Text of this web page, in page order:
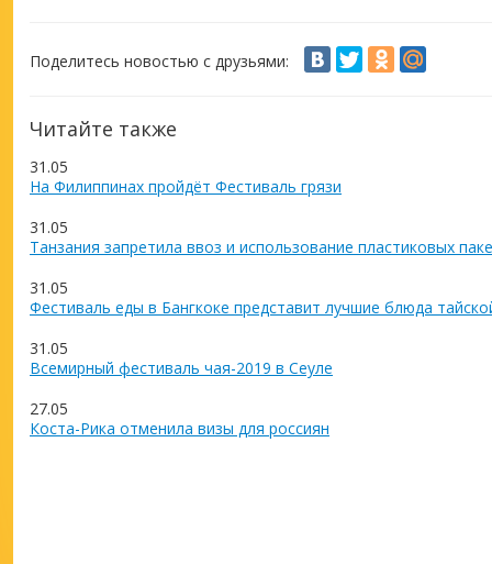
Поделитесь новостью с друзьями:
Читайте также
31.05
На Филиппинах пройдёт Фестиваль грязи
31.05
Танзания запретила ввоз и использование пластиковых
31.05
Фестиваль еды в Бангкоке представит лучшие блюда
31.05
Всемирный фестиваль чая-2019 в Сеуле
27.05
Коста-Рика отменила визы для россиян